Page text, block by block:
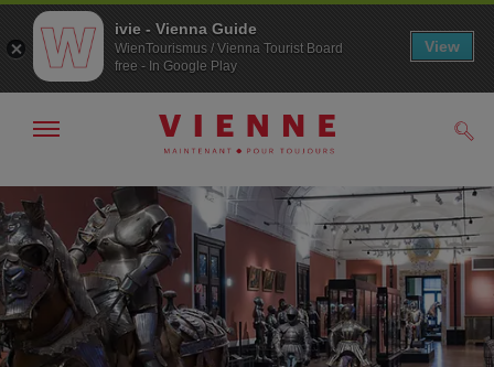
Navigation
Contenu
Afficher
la
navigation
ivie - Vienna Guide
WienTourismus / Vienna Tourist Board
free - In Google Play
View